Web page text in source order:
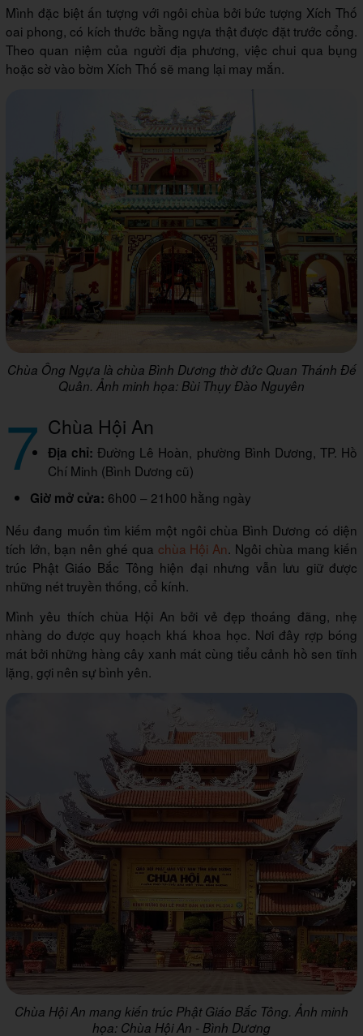
Mình đặc biệt ấn tượng với ngôi chùa bởi bức tượng Xích Thố
oai phong, có kích thước bằng ngựa thật được đặt trước cổng.
Theo quan niệm của người địa phương, việc chui qua bụng
hoặc sờ vào bờm Xích Thố sẽ mang lại may mắn.
Chùa Ông Ngựa là chùa Bình Dương thờ đức Quan Thánh Đế
Quân. Ảnh minh họa: Bùi Thụy Đào Nguyên
7 Chùa Hội An
Địa chỉ: Đường Lê Hoàn, phường Bình Dương, TP. Hồ
Chí Minh (Bình Dương cũ)
Giờ mở cửa: 6h00 – 21h00 hằng ngày
Nếu đang muốn tìm kiếm một ngôi chùa Bình Dương có diện
tích lớn, bạn nên ghé qua chùa Hội An. Ngôi chùa mang kiến
trúc Phật Giáo Bắc Tông hiện đại nhưng vẫn lưu giữ được
những nét truyền thống, cổ kính.
Mình yêu thích chùa Hội An bởi vẻ đẹp thoáng đãng, nhẹ
nhàng do được quy hoạch khá khoa học. Nơi đây rợp bóng
mát bởi những hàng cây xanh mát cùng tiểu cảnh hồ sen tĩnh
lặng, gợi nên sự bình yên.
Chùa Hội An mang kiến trúc Phật Giáo Bắc Tông. Ảnh minh
họa: Chùa Hội An - Bình Dương